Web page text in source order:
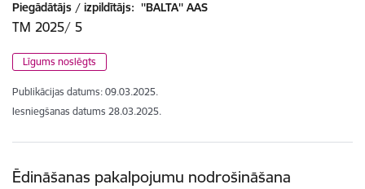
Piegādātājs / izpildītājs: ''BALTA'' AAS
TM 2025/ 5
Līgums noslēgts
Publikācijas datums: 09.03.2025.
Iesniegšanas datums 28.03.2025.
Ēdināšanas pakalpojumu nodrošināšana